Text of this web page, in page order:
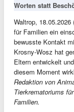
Worten statt
Waltrop,
für Familien ein
bewusste Kontakt
Krosny-Wosz hat
Eltern entwickelt
diesem Moment
Redaktion von
Tierkrematoriums
Familien.